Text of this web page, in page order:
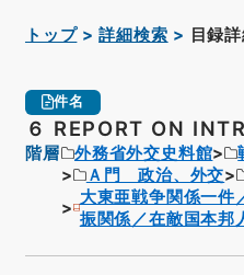
トップ 詳細検索 目録詳
件名
６ REPORT ON
階層 外務省外交史料館
Ａ門 政治、外交
大東亜戦争関係一件
振関係／在敵国本邦